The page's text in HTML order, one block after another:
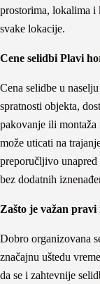
prostorima, lokalima i
svake lokacije.
Cene selidbi Plavi
Cena selidbe u
spratnosti objekta,
pakovanje ili montaža
može uticati na
preporučljivo
bez dodatnih
Zašto je važan pravi
Dobro organizovana
značajnu uštedu
da se i zahtevnije